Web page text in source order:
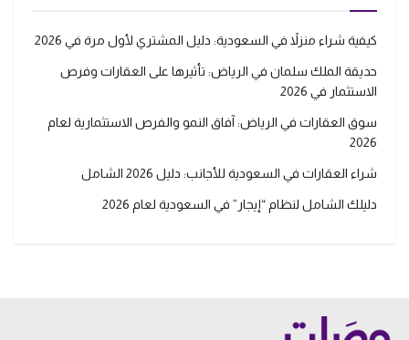
كيفية شراء منزلاً في السعودية: دليل المشتري لأول مرة في 2026
حديقة الملك سلمان في الرياض: تأثيرها على العقارات وفرص
الاستثمار في 2026
سوق العقارات في الرياض: آفاق النمو والفرص الاستثمارية لعام
2026
شراء العقارات في السعودية للأجانب: دليل 2026 الشامل
دليلك الشامل لنظام “إيجار” في السعودية لعام 2026